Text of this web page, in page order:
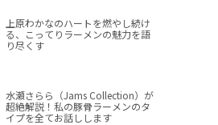
上原わかなのハートを燃やし続け
る、こってりラーメンの魅力を語
り尽くす
水瀬さらら（Jams Collection）が
超絶解説！私の豚骨ラーメンのタ
イプを全てお話しします